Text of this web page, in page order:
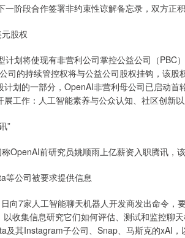
段合作签署非约束性谅解备忘录，双方正积
股权
划将使现有非营利公司掌控公益公司（PBC
司的持续管控权将与公益公司股权挂钩，该股
划的一部分，OpenAI非营利母公司已启动首
工作：人工智能素养与公众认知、社区创新以
”
前研究员姚顺雨上亿薪资入职腾讯，该
公司被要求提供信息
7家人工智能聊天机器人开发商发出命令，
收集信息研究它们如何评估、测试和监控聊
及其Instagram子公司、Snap、马斯克的xAI